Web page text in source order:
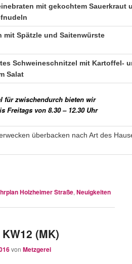
mit gekochtem Sauerkraut
mit Spätzle und Saitenwürste
Schweineschnitzel mit Kartoffel-
Salat
für zwischendurch bieten wir
Freitags von 8.30 – 12.30 Uhr
überbacken nach Art des
Holzheimer Straße,Neuigkeiten
(MK)
vonMetzgerei